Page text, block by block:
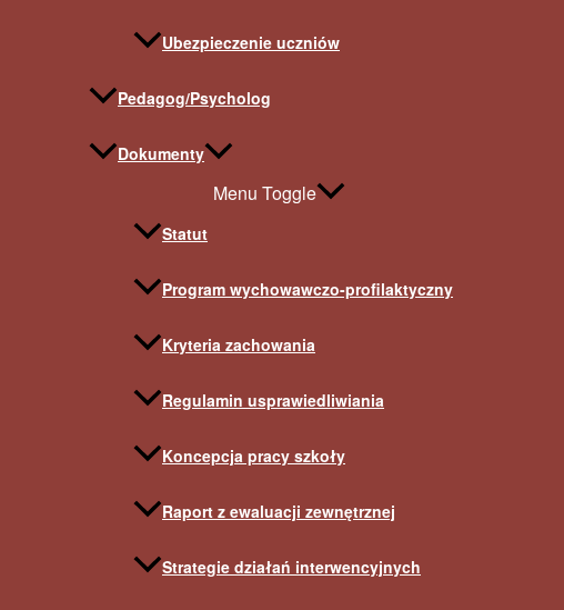
Ubezpieczenie uczniów
Pedagog/Psycholog
Dokumenty
Menu Toggle
Statut
Program wychowawczo-profilaktyczny
Kryteria zachowania
Regulamin usprawiedliwiania
Koncepcja pracy szkoły
Raport z ewaluacji zewnętrznej
Strategie działań interwencyjnych